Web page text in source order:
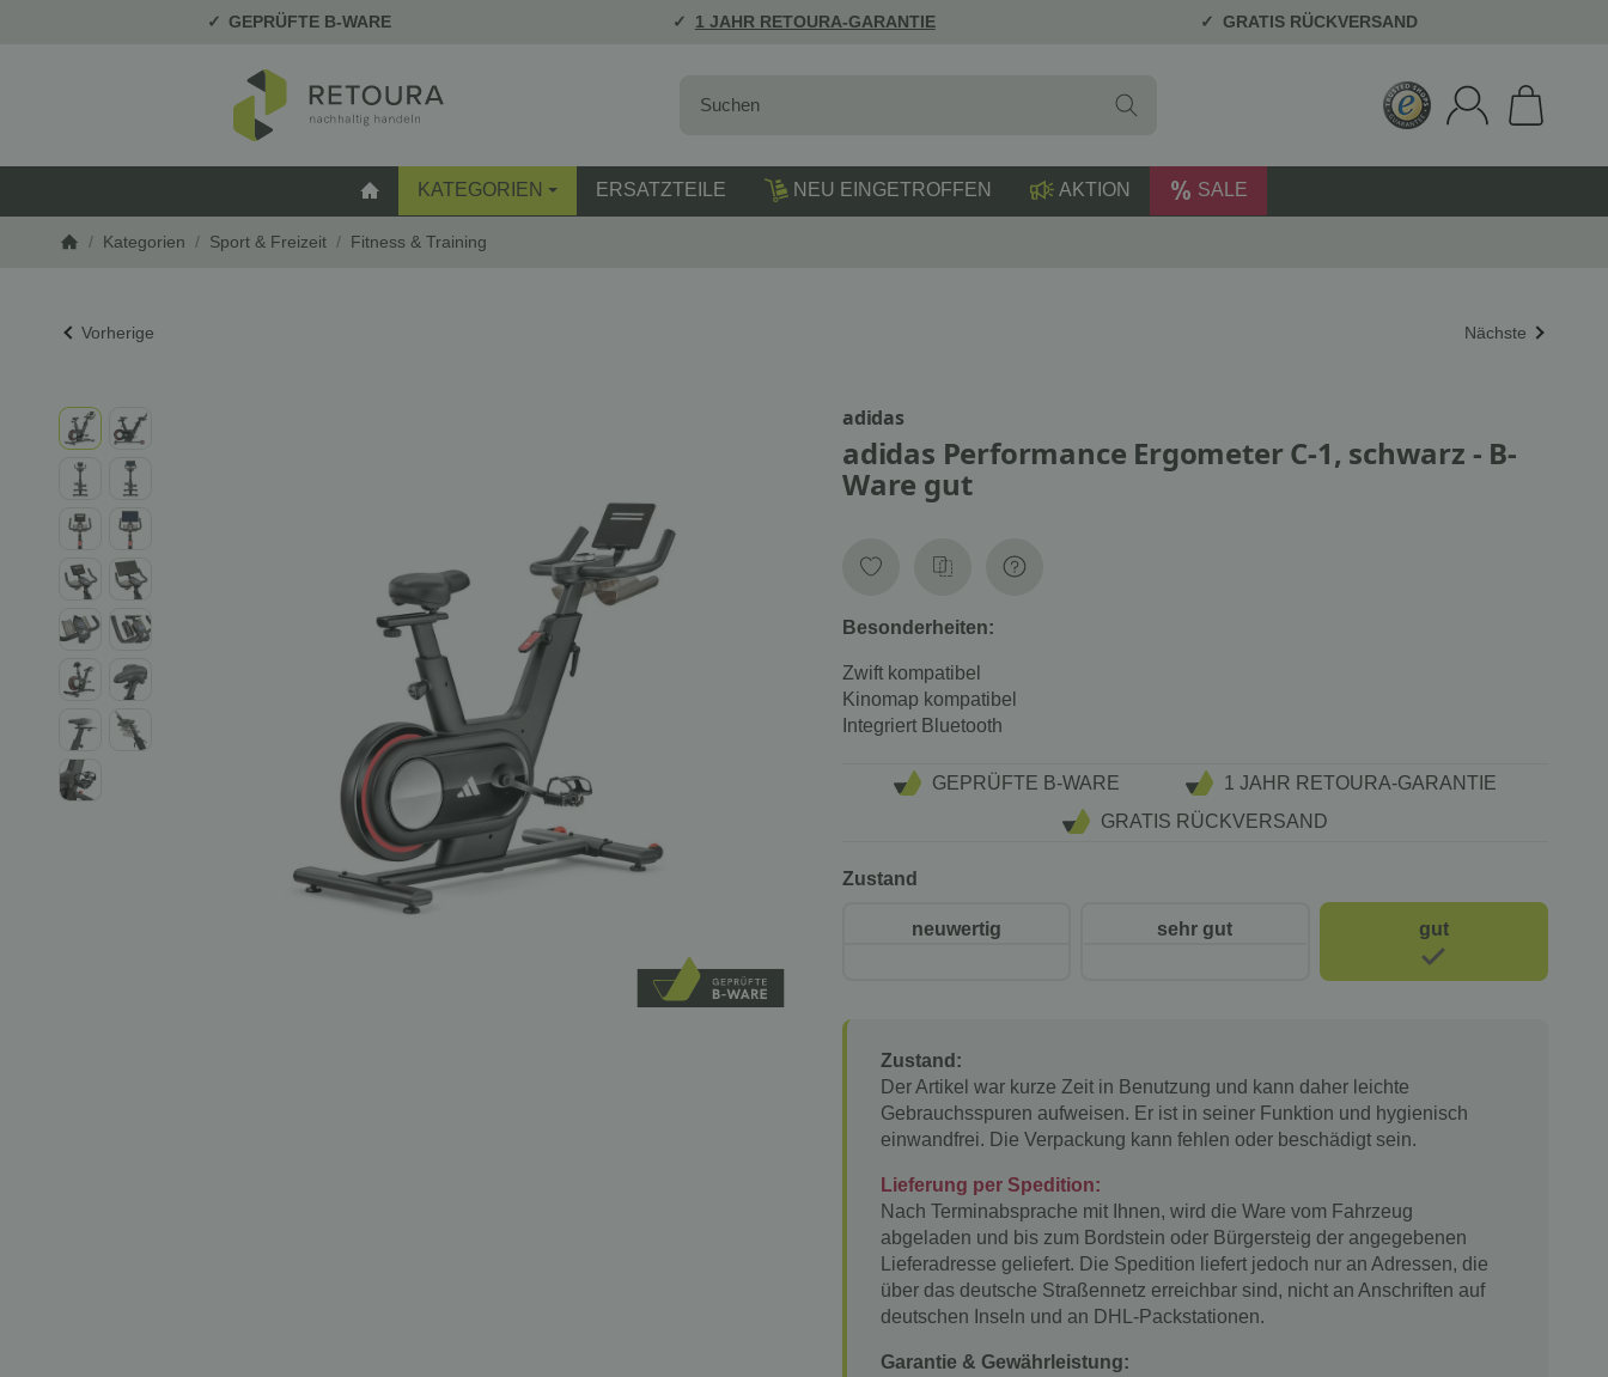
GEPRÜFTE B-WARE 1 JAHR RETOURA-GARANTIE GRATIS RÜCKVERSAND
STARTSEITE
KATEGORIEN ERSATZTEILE NEU EINGETROFFEN AKTION SALE
/ Kategorien / Sport & Freizeit / Fitness & Training
Vorherige Nächste
adidas
adidas Performance Ergometer C-1, schwarz - B-
Ware gut
Besonderheiten:
Zwift kompatibel
Kinomap kompatibel
Integriert Bluetooth
GEPRÜFTE B-WARE
1 JAHR RETOURA-GARANTIE
GRATIS RÜCKVERSAND
Zustand
neuwertig sehr gut gut
Zustand:
Der Artikel war kurze Zeit in Benutzung und kann daher leichte
Gebrauchsspuren aufweisen. Er ist in seiner Funktion und hygienisch
einwandfrei. Die Verpackung kann fehlen oder beschädigt sein.
Lieferung per Spedition:
Nach Terminabsprache mit Ihnen, wird die Ware vom Fahrzeug
abgeladen und bis zum Bordstein oder Bürgersteig der angegebenen
Lieferadresse geliefert. Die Spedition liefert jedoch nur an Adressen, die
über das deutsche Straßennetz erreichbar sind, nicht an Anschriften auf
deutschen Inseln und an DHL-Packstationen.
Garantie & Gewährleistung: